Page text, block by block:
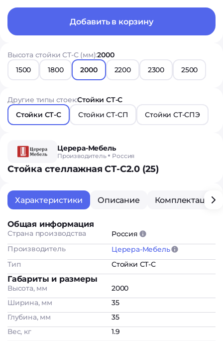
Добавить в корзину
Высота стойки СТ-С (мм):2000
1500
1800 2000 2200 2300 2500
Другие типы стоек:Стойки СТ-С
Стойки СТ-С
Стойки СТ-СП Стойки СТ-СПЭ
Церера-Мебель
Производитель Россия
Стойка стеллажная СТ-С2.0 (25)
Характеристики Описание Комплектация
Общая информация
Страна производства
Россия
Производитель
Церера-Мебель
Тип
Стойки СТ-С
Габариты и размеры
Высота, мм
2000
Ширина, мм
35
Глубина, мм
35
Вес, кг
1.9